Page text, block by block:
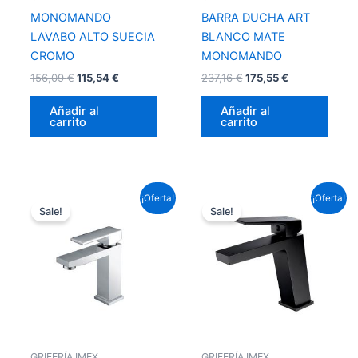
MONOMANDO
LAVABO ALTO SUECIA
CROMO
156,09€ 115,54€
Añadir al
carrito
BARRA DUCHA ART
BLANCO MATE
MONOMANDO
237,16€ 175,55€
Añadir al
carrito
¡Oferta!
Sale!
original
era:
87,12 €.
precio
es:
64,49 €.
¡Oferta!
Sale!
original
95,59 €.
precio
actual
es:
70,76 €.